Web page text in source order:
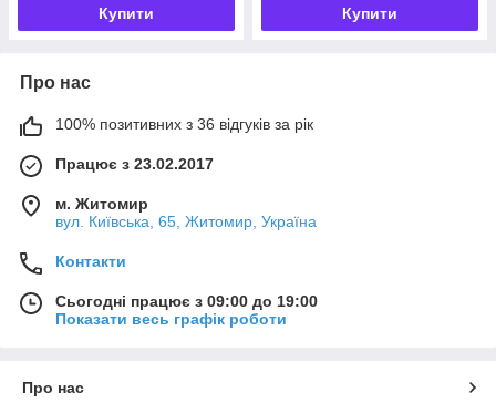
Купити Купити
Про нас
100% позитивних з 36 відгуків за рік
Працює з 23.02.2017
м. Житомир
вул. Київська, 65, Житомир, Україна
Контакти
Сьогодні працює з 09:00 до 19:00
Показати весь графік роботи
Про нас